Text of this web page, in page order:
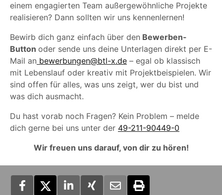
einem engagierten Team außergewöhnliche Projekte
realisieren? Dann sollten wir uns kennenlernen!
Bewirb dich ganz einfach über den Bewerben-
Button oder sende uns deine Unterlagen direkt per E-
Mail an bewerbungen@btl-x.de – egal ob klassisch
mit Lebenslauf oder kreativ mit Projektbeispielen. Wir
sind offen für alles, was uns zeigt, wer du bist und
was dich ausmacht.
Du hast vorab noch Fragen? Kein Problem – melde
dich gerne bei uns unter der 49-211-90449-0
Wir freuen uns darauf, von dir zu hören!